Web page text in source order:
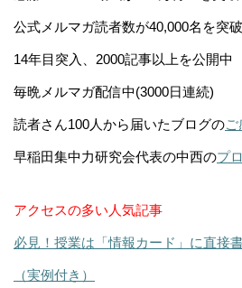
公式メルマガ読者数が40,000名を突破
14年目突入、2000記事以上を公開中
毎晩メルマガ配信中(3000日連続)
読者さん100人から届いたブログのご
早稲田集中力研究会代表の中西のプ
アクセスの多い人気記事
必見！授業は「情報カード」に直接
（実例付き）